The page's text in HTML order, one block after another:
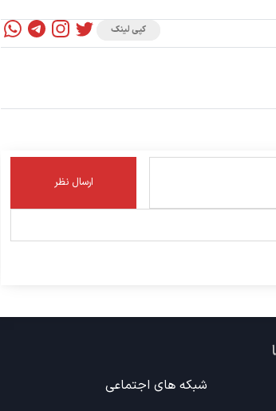
کپی لینک
شبکه های اجتماعی